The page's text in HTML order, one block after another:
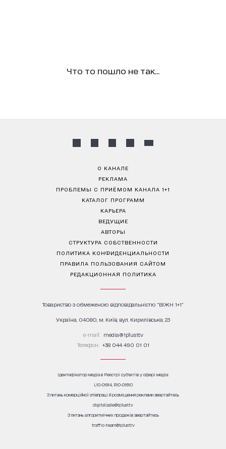
Что то пошло не так...
О КАНАЛЕ
РЕКЛАМА
ПРОБЛЕМЫ С ПРИЁМОМ КАНАЛА 1+1
КАТАЛОГ ПРОГРАММ
КАРЬЕРА
ВЕДУЩИЕ
АВТОРЫ
СТРУКТУРА СОБСТВЕННОСТИ
ПОЛИТИКА КОНФИДЕНЦИАЛЬНОСТИ
ПРАВИЛА ПОЛЬЗОВАНИЯ САЙТОМ
РЕДАКЦИОННАЯ ПОЛИТИКА
Товариство з обмеженою відповідальністю "ВІЖН 1+1"
Україна, 04080, м. Київ, вул. Кирилівська, 23
е-mail: media@1plus1.tv
Телефон: +38 044 490 01 01
Ідентифікатор медіа в Реєстрі суб’єктів у сфері медіа:
L10-01914, R10-01810
З питань комерційної співпраці й розміщення реклами звертайтесь
digital.sale@1plus1.tv
З питань алгоритмічних продажів звертайтесь
traffic-team@1plus1.tv